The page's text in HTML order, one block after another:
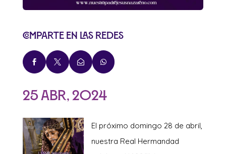
Comparte en las redes
   
25 Abr, 2024
El próximo domingo 28 de abril,
nuestra Real Hermandad